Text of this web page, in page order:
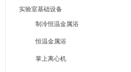
实验室基础设备
制冷恒温金属浴
恒温金属浴
掌上离心机